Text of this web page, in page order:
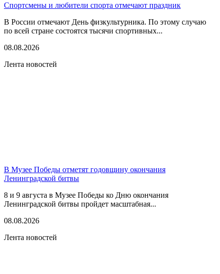
Спортсмены и любители спорта отмечают праздник
В России отмечают День физкультурника. По этому случаю
по всей стране состоятся тысячи спортивных...
08.08.2026
Лента новостей
В Музее Победы отметят годовщину окончания
Ленинградской битвы
8 и 9 августа в Музее Победы ко Дню окончания
Ленинградской битвы пройдет масштабная...
08.08.2026
Лента новостей